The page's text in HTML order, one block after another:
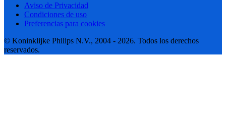
Aviso de Privacidad
Condiciones de uso
Preferencias para cookies
© Koninklijke Philips N.V., 2004 - 2026. Todos los derechos
reservados.